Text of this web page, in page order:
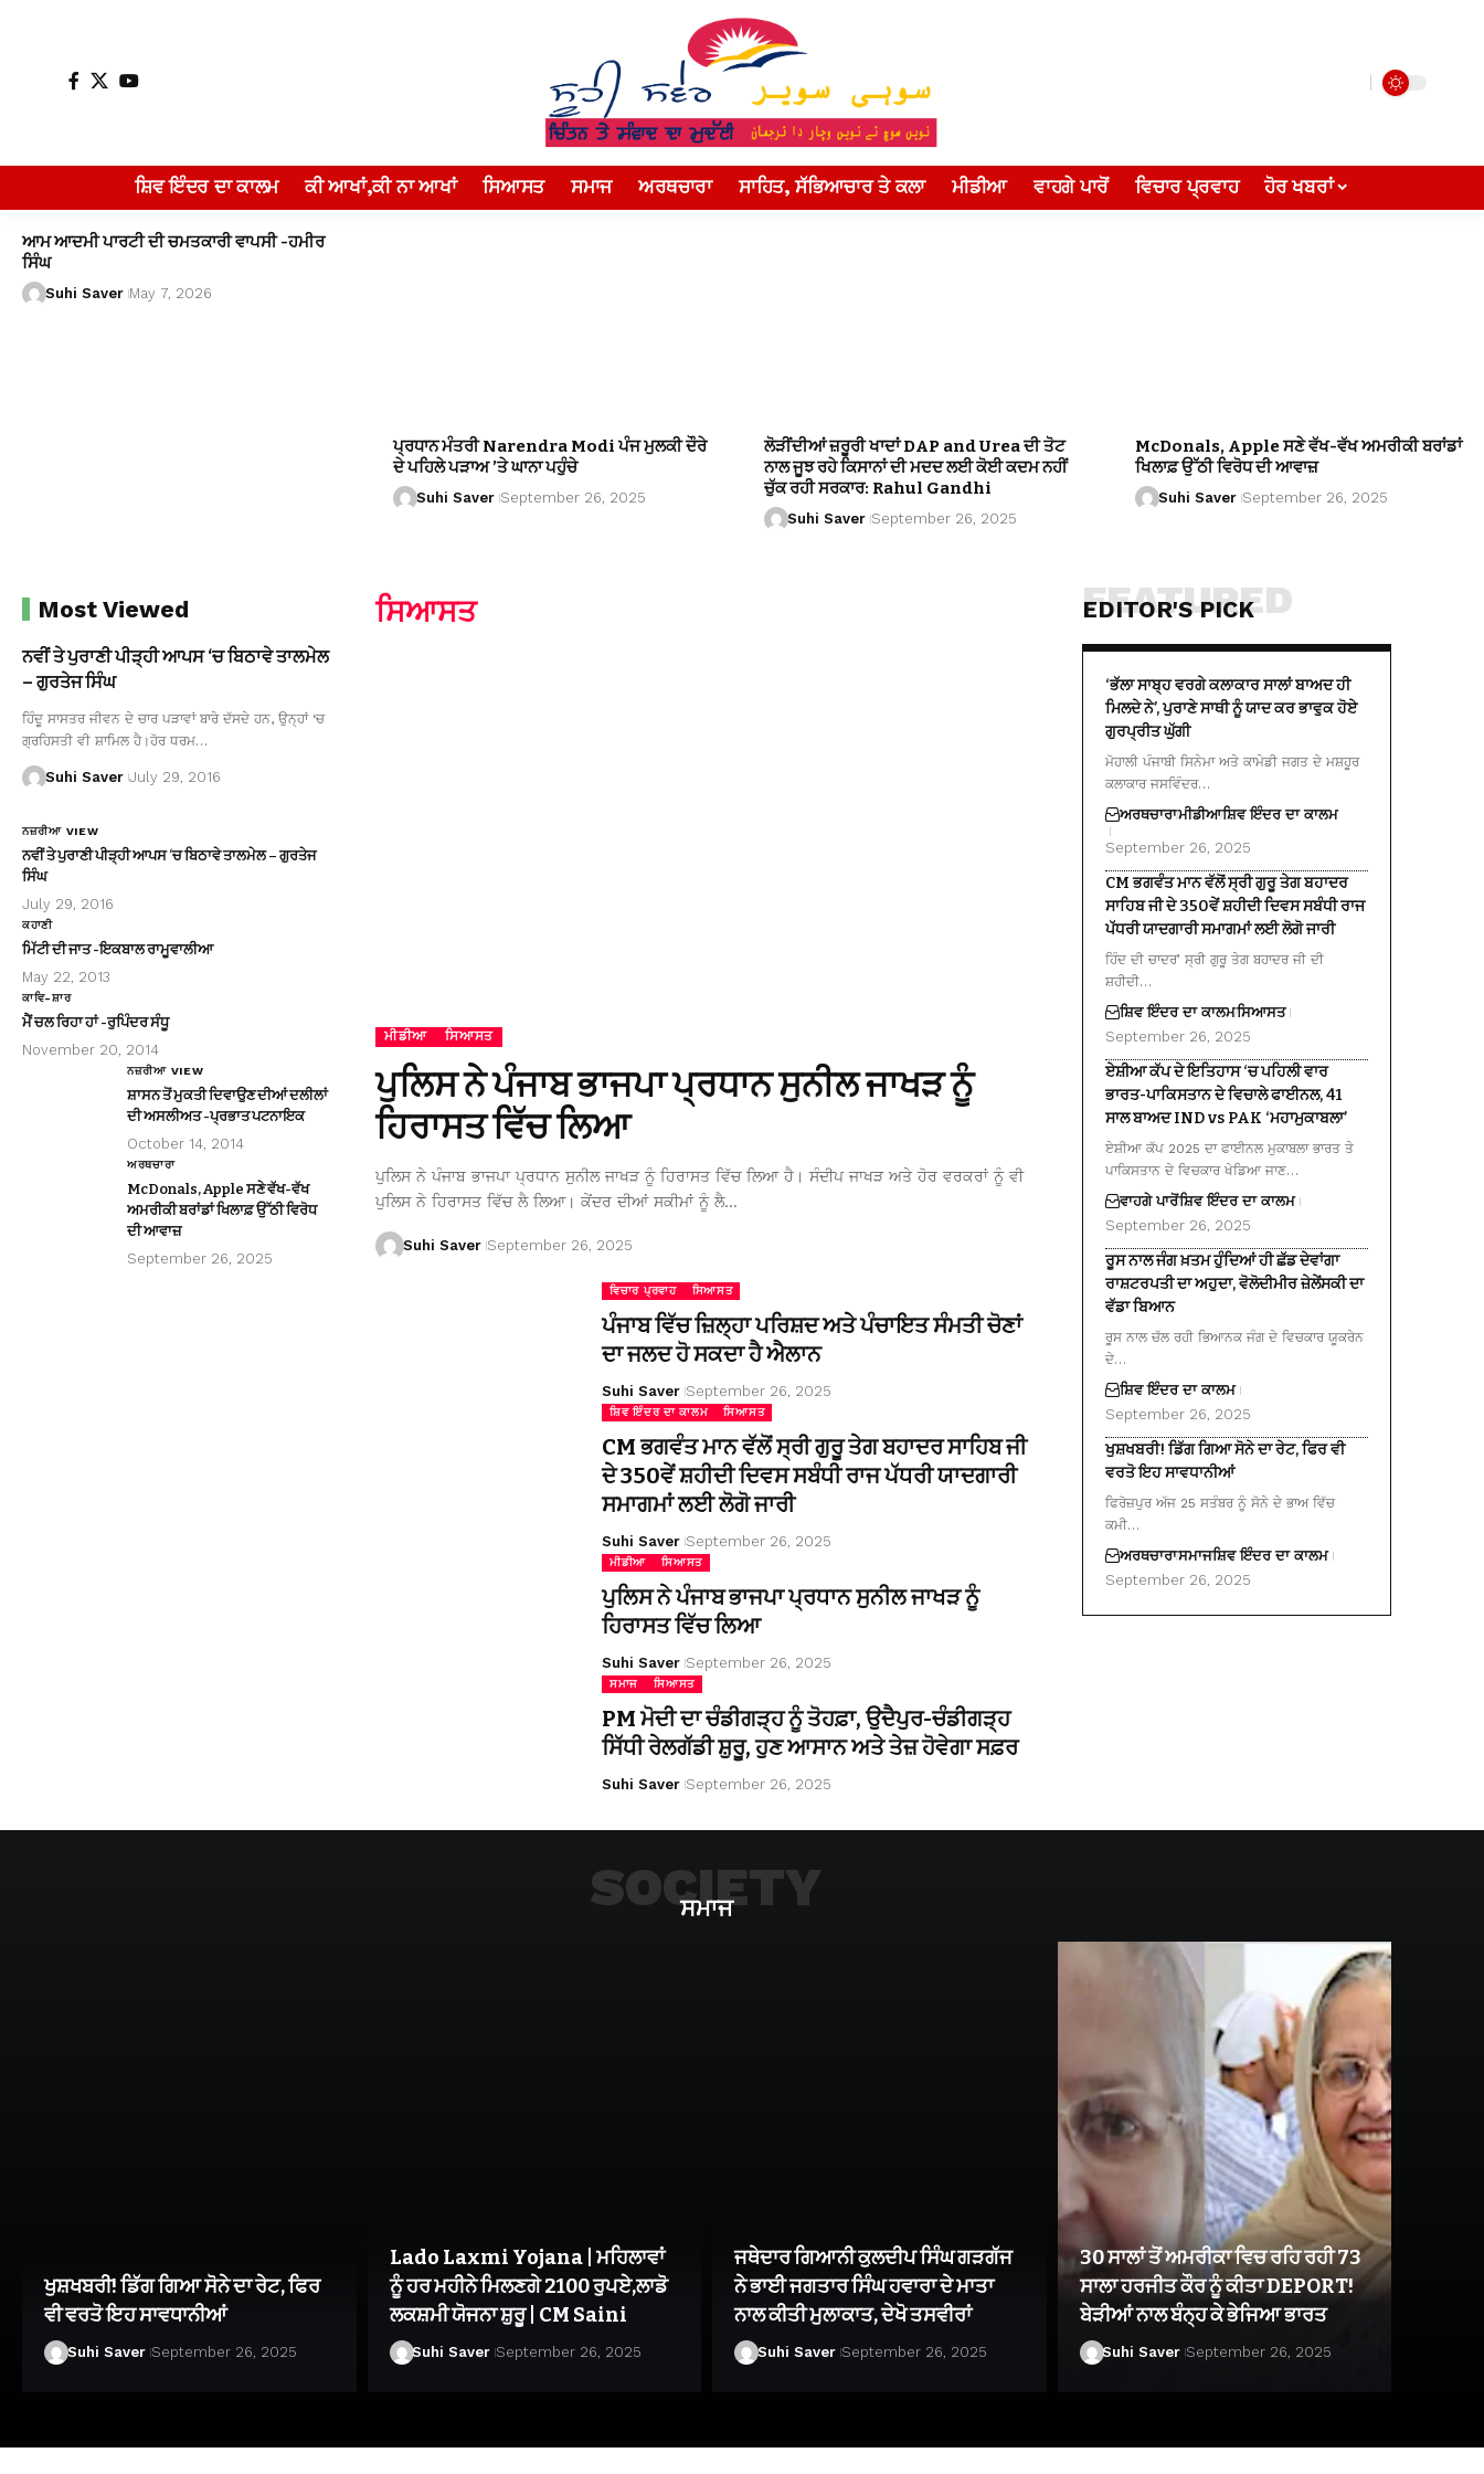
ਸ਼ਿਵ ਇੰਦਰ ਦਾ ਕਾਲਮ ਕੀ ਆਖਾਂ,ਕੀ ਨਾ ਆਖਾਂ ਸਿਆਸਤ ਸਮਾਜ ਅਰਥਚਾਰਾ ਸਾਹਿਤ, ਸੱਭਿਆਚਾਰ ਤੇ ਕਲਾ ਮੀਡੀਆ ਵਾਹਗੇ ਪਾਰੋਂ ਵਿਚਾਰ ਪ੍ਰਵਾਹ ਹੋਰ ਖਬਰਾਂ
ਆਮ ਆਦਮੀ ਪਾਰਟੀ ਦੀ ਚਮਤਕਾਰੀ ਵਾਪਸੀ -ਹਮੀਰ
ਸਿੰਘ
Suhi Saver May 7, 2026
ਪ੍ਰਧਾਨ ਮੰਤਰੀ Narendra Modi ਪੰਜ ਮੁਲਕੀ ਦੌਰੇ
ਦੇ ਪਹਿਲੇ ਪੜਾਅ ’ਤੇ ਘਾਨਾ ਪਹੁੰਚੇ
Suhi Saver September 26, 2025
ਲੋੜੀਂਦੀਆਂ ਜ਼ਰੂਰੀ ਖਾਦਾਂ DAP and Urea ਦੀ ਤੋਟ
ਨਾਲ ਜੂਝ ਰਹੇ ਕਿਸਾਨਾਂ ਦੀ ਮਦਦ ਲਈ ਕੋਈ ਕਦਮ ਨਹੀਂ
ਚੁੱਕ ਰਹੀ ਸਰਕਾਰ: Rahul Gandhi
Suhi Saver September 26, 2025
McDonals, Apple ਸਣੇ ਵੱਖ-ਵੱਖ ਅਮਰੀਕੀ ਬਰਾਂਡਾਂ
ਖਿਲਾਫ਼ ਉੱਠੀ ਵਿਰੋਧ ਦੀ ਆਵਾਜ਼
Suhi Saver September 26, 2025
Most Viewed
ਨਵੀਂ ਤੇ ਪੁਰਾਣੀ ਪੀੜ੍ਹੀ ਆਪਸ ‘ਚ ਬਿਠਾਵੇ ਤਾਲਮੇਲ
– ਗੁਰਤੇਜ ਸਿੰਘ
ਹਿੰਦੂ ਸਾਸਤਰ ਜੀਵਨ ਦੇ ਚਾਰ ਪੜਾਵਾਂ ਬਾਰੇ ਦੱਸਦੇ ਹਨ, ਉਨ੍ਹਾਂ ‘ਚ
ਗ੍ਰਹਿਸਤੀ ਵੀ ਸ਼ਾਮਿਲ ਹੈ।ਹੋਰ ਧਰਮ…
Suhi Saver July 29, 2016
ਨਜ਼ਰੀਆ VIEW
ਨਵੀਂ ਤੇ ਪੁਰਾਣੀ ਪੀੜ੍ਹੀ ਆਪਸ ‘ਚ ਬਿਠਾਵੇ ਤਾਲਮੇਲ – ਗੁਰਤੇਜ
ਸਿੰਘ
July 29, 2016
ਕਹਾਣੀ
ਮਿੱਟੀ ਦੀ ਜਾਤ -ਇਕਬਾਲ ਰਾਮੂਵਾਲੀਆ
May 22, 2013
ਕਾਵਿ-ਸ਼ਾਰ
ਮੈਂ ਚਲ ਰਿਹਾ ਹਾਂ -ਰੁਪਿੰਦਰ ਸੰਧੂ
November 20, 2014
ਨਜ਼ਰੀਆ VIEW
ਸ਼ਾਸਨ ਤੋਂ ਮੁਕਤੀ ਦਿਵਾਉਣ ਦੀਆਂ ਦਲੀਲਾਂ
ਦੀ ਅਸਲੀਅਤ -ਪ੍ਰਭਾਤ ਪਟਨਾਇਕ
October 14, 2014
ਅਰਥਚਾਰਾ
McDonals, Apple ਸਣੇ ਵੱਖ-ਵੱਖ
ਅਮਰੀਕੀ ਬਰਾਂਡਾਂ ਖਿਲਾਫ਼ ਉੱਠੀ ਵਿਰੋਧ
ਦੀ ਆਵਾਜ਼
September 26, 2025
ਸਿਆਸਤ
ਮੀਡੀਆ ਸਿਆਸਤ
ਪੁਲਿਸ ਨੇ ਪੰਜਾਬ ਭਾਜਪਾ ਪ੍ਰਧਾਨ ਸੁਨੀਲ ਜਾਖੜ ਨੂੰ
ਹਿਰਾਸਤ ਵਿੱਚ ਲਿਆ
ਪੁਲਿਸ ਨੇ ਪੰਜਾਬ ਭਾਜਪਾ ਪ੍ਰਧਾਨ ਸੁਨੀਲ ਜਾਖੜ ਨੂੰ ਹਿਰਾਸਤ ਵਿੱਚ ਲਿਆ ਹੈ। ਸੰਦੀਪ ਜਾਖੜ ਅਤੇ ਹੋਰ ਵਰਕਰਾਂ ਨੂੰ ਵੀ
ਪੁਲਿਸ ਨੇ ਹਿਰਾਸਤ ਵਿੱਚ ਲੈ ਲਿਆ। ਕੇਂਦਰ ਦੀਆਂ ਸਕੀਮਾਂ ਨੂੰ ਲੈ…
Suhi Saver September 26, 2025
ਵਿਚਾਰ ਪ੍ਰਵਾਹ ਸਿਆਸਤ
ਪੰਜਾਬ ਵਿੱਚ ਜ਼ਿਲ੍ਹਾ ਪਰਿਸ਼ਦ ਅਤੇ ਪੰਚਾਇਤ ਸੰਮਤੀ ਚੋਣਾਂ
ਦਾ ਜਲਦ ਹੋ ਸਕਦਾ ਹੈ ਐਲਾਨ
Suhi Saver September 26, 2025
ਸ਼ਿਵ ਇੰਦਰ ਦਾ ਕਾਲਮ ਸਿਆਸਤ
CM ਭਗਵੰਤ ਮਾਨ ਵੱਲੋਂ ਸ੍ਰੀ ਗੁਰੂ ਤੇਗ ਬਹਾਦਰ ਸਾਹਿਬ ਜੀ
ਦੇ 350ਵੇਂ ਸ਼ਹੀਦੀ ਦਿਵਸ ਸਬੰਧੀ ਰਾਜ ਪੱਧਰੀ ਯਾਦਗਾਰੀ
ਸਮਾਗਮਾਂ ਲਈ ਲੋਗੋ ਜਾਰੀ
Suhi Saver September 26, 2025
ਮੀਡੀਆ ਸਿਆਸਤ
ਪੁਲਿਸ ਨੇ ਪੰਜਾਬ ਭਾਜਪਾ ਪ੍ਰਧਾਨ ਸੁਨੀਲ ਜਾਖੜ ਨੂੰ
ਹਿਰਾਸਤ ਵਿੱਚ ਲਿਆ
Suhi Saver September 26, 2025
ਸਮਾਜ ਸਿਆਸਤ
PM ਮੋਦੀ ਦਾ ਚੰਡੀਗੜ੍ਹ ਨੂੰ ਤੋਹਫ਼ਾ, ਉਦੈਪੁਰ-ਚੰਡੀਗੜ੍ਹ
ਸਿੱਧੀ ਰੇਲਗੱਡੀ ਸ਼ੁਰੂ, ਹੁਣ ਆਸਾਨ ਅਤੇ ਤੇਜ਼ ਹੋਵੇਗਾ ਸਫ਼ਰ
Suhi Saver September 26, 2025
EDITOR'S PICK
FEATURED
‘ਭੱਲਾ ਸਾਬ੍ਹ ਵਰਗੇ ਕਲਾਕਾਰ ਸਾਲਾਂ ਬਾਅਦ ਹੀ
ਮਿਲਦੇ ਨੇ’, ਪੁਰਾਣੇ ਸਾਥੀ ਨੂੰ ਯਾਦ ਕਰ ਭਾਵੁਕ ਹੋਏ
ਗੁਰਪ੍ਰੀਤ ਘੁੱਗੀ
ਮੋਹਾਲੀ ਪੰਜਾਬੀ ਸਿਨੇਮਾ ਅਤੇ ਕਾਮੇਡੀ ਜਗਤ ਦੇ ਮਸ਼ਹੂਰ
ਕਲਾਕਾਰ ਜਸਵਿੰਦਰ…
ਅਰਥਚਾਰਾਮੀਡੀਆਸ਼ਿਵ ਇੰਦਰ ਦਾ ਕਾਲਮ
September 26, 2025
CM ਭਗਵੰਤ ਮਾਨ ਵੱਲੋਂ ਸ੍ਰੀ ਗੁਰੂ ਤੇਗ ਬਹਾਦਰ
ਸਾਹਿਬ ਜੀ ਦੇ 350ਵੇਂ ਸ਼ਹੀਦੀ ਦਿਵਸ ਸਬੰਧੀ ਰਾਜ
ਪੱਧਰੀ ਯਾਦਗਾਰੀ ਸਮਾਗਮਾਂ ਲਈ ਲੋਗੋ ਜਾਰੀ
ਹਿੰਦ ਦੀ ਚਾਦਰ’ ਸ੍ਰੀ ਗੁਰੂ ਤੇਗ ਬਹਾਦਰ ਜੀ ਦੀ
ਸ਼ਹੀਦੀ…
ਸ਼ਿਵ ਇੰਦਰ ਦਾ ਕਾਲਮਸਿਆਸਤ
September 26, 2025
ਏਸ਼ੀਆ ਕੱਪ ਦੇ ਇਤਿਹਾਸ ‘ਚ ਪਹਿਲੀ ਵਾਰ
ਭਾਰਤ-ਪਾਕਿਸਤਾਨ ਦੇ ਵਿਚਾਲੇ ਫਾਈਨਲ, 41
ਸਾਲ ਬਾਅਦ IND vs PAK ‘ਮਹਾਮੁਕਾਬਲਾ’
ਏਸ਼ੀਆ ਕੱਪ 2025 ਦਾ ਫਾਈਨਲ ਮੁਕਾਬਲਾ ਭਾਰਤ ਤੇ
ਪਾਕਿਸਤਾਨ ਦੇ ਵਿਚਕਾਰ ਖੇਡਿਆ ਜਾਣ…
ਵਾਹਗੇ ਪਾਰੋਂਸ਼ਿਵ ਇੰਦਰ ਦਾ ਕਾਲਮ
September 26, 2025
ਰੂਸ ਨਾਲ ਜੰਗ ਖ਼ਤਮ ਹੁੰਦਿਆਂ ਹੀ ਛੱਡ ਦੇਵਾਂਗਾ
ਰਾਸ਼ਟਰਪਤੀ ਦਾ ਅਹੁਦਾ, ਵੋਲੋਦੀਮੀਰ ਜ਼ੇਲੇਂਸਕੀ ਦਾ
ਵੱਡਾ ਬਿਆਨ
ਰੂਸ ਨਾਲ ਚੱਲ ਰਹੀ ਭਿਆਨਕ ਜੰਗ ਦੇ ਵਿਚਕਾਰ ਯੂਕਰੇਨ
ਦੇ…
ਸ਼ਿਵ ਇੰਦਰ ਦਾ ਕਾਲਮ
September 26, 2025
ਖੁਸ਼ਖਬਰੀ! ਡਿੱਗ ਗਿਆ ਸੋਨੇ ਦਾ ਰੇਟ, ਫਿਰ ਵੀ
ਵਰਤੋ ਇਹ ਸਾਵਧਾਨੀਆਂ
ਫਿਰੋਜ਼ਪੁਰ ਅੱਜ 25 ਸਤੰਬਰ ਨੂੰ ਸੋਨੇ ਦੇ ਭਾਅ ਵਿੱਚ
ਕਮੀ…
ਅਰਥਚਾਰਾਸਮਾਜਸ਼ਿਵ ਇੰਦਰ ਦਾ ਕਾਲਮ
September 26, 2025
ਸਮਾਜ
SOCIETY
ਖੁਸ਼ਖਬਰੀ! ਡਿੱਗ ਗਿਆ ਸੋਨੇ ਦਾ ਰੇਟ, ਫਿਰ
ਵੀ ਵਰਤੋ ਇਹ ਸਾਵਧਾਨੀਆਂ
Suhi Saver September 26, 2025
Lado Laxmi Yojana | ਮਹਿਲਾਵਾਂ
ਨੂੰ ਹਰ ਮਹੀਨੇ ਮਿਲਣਗੇ 2100 ਰੁਪਏ,ਲਾਡੋ
ਲਕਸ਼ਮੀ ਯੋਜਨਾ ਸ਼ੁਰੂ | CM Saini
Suhi Saver September 26, 2025
ਜਥੇਦਾਰ ਗਿਆਨੀ ਕੁਲਦੀਪ ਸਿੰਘ ਗੜਗੱਜ
ਨੇ ਭਾਈ ਜਗਤਾਰ ਸਿੰਘ ਹਵਾਰਾ ਦੇ ਮਾਤਾ
ਨਾਲ ਕੀਤੀ ਮੁਲਾਕਾਤ, ਦੇਖੋ ਤਸਵੀਰਾਂ
Suhi Saver September 26, 2025
30 ਸਾਲਾਂ ਤੋਂ ਅਮਰੀਕਾ ਵਿਚ ਰਹਿ ਰਹੀ 73
ਸਾਲਾ ਹਰਜੀਤ ਕੌਰ ਨੂੰ ਕੀਤਾ DEPORT!
ਬੇੜੀਆਂ ਨਾਲ ਬੰਨ੍ਹ ਕੇ ਭੇਜਿਆ ਭਾਰਤ
Suhi Saver September 26, 2025